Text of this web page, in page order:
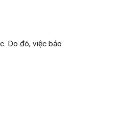
Do đó, việc bảo